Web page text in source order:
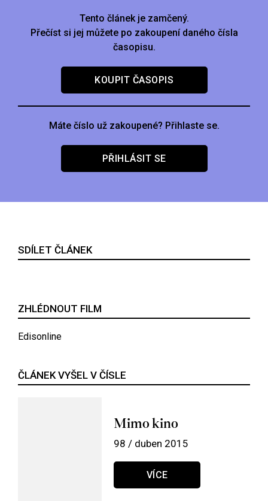
Tento článek je zamčený.
Přečíst si jej můžete po zakoupení daného čísla
časopisu.
KOUPIT ČASOPIS
Máte číslo už zakoupené? Přihlaste se.
PŘIHLÁSIT SE
SDÍLET ČLÁNEK
ZHLÉDNOUT FILM
Edisonline
ČLÁNEK VYŠEL V ČÍSLE
Mimo kino
98 / duben 2015
VÍCE